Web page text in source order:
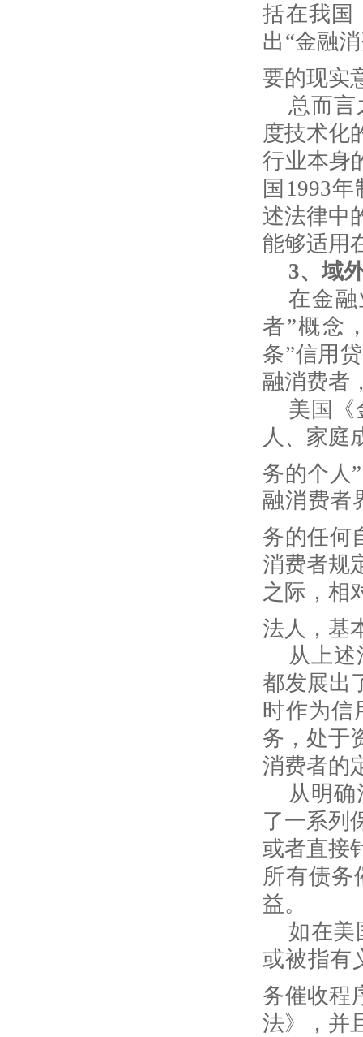
括在我国
出“金融
要的现实
总而言
度技术化
行业本身
国1993
述法律中
能够适用
3、域
在金
者”概念
条”信用
融消费者
美国《
人、家庭
务的个人
融消费者
务的任何
消费者规
之际，相
法人，基
从上
都发展出
时作为信
务，处于
消费者的
从明
了一系列
或者直接
所有债务
益。
如在美
或被指有
务催收程
法》，并